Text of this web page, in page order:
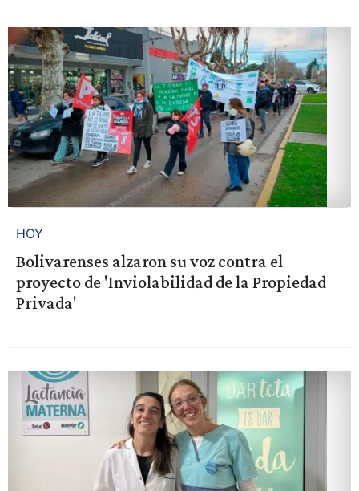
HOY
Bolivarenses alzaron su voz contra el
proyecto de 'Inviolabilidad de la Propiedad
Privada'